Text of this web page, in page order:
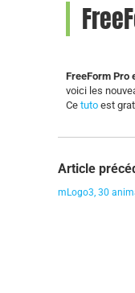
FreeForm Pro
voici les
Ce tuto est
Article
mLogo3, 30